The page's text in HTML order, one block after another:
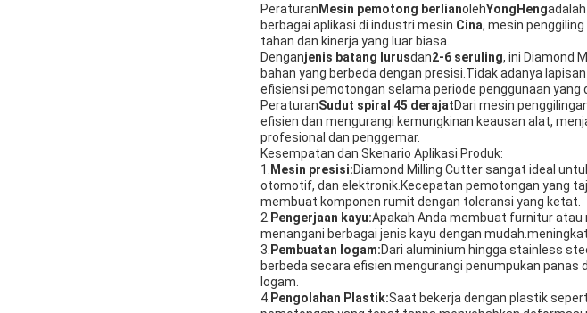
Peraturan Mesin pemotong berlianolehYongHeng
berbagai aplikasi di industri mesin. Cina, mesin
tahan dan kinerja yang luar biasa.
Denganjenis batang lurusdan2-6 seruling, ini Diamond
bahan yang berbeda dengan presisi.Tidak adanya
efisiensi pemotongan selama periode penggunaan yang
PeraturanSudut spiral 45 derajatDari mesin
efisien dan mengurangi kemungkinan keausan alat,
profesional dan penggemar.
Kesempatan dan Skenario Aplikasi Produk:
1. Mesin presisi:Diamond Milling Cutter sangat ideal
otomotif, dan elektronik.Kecepatan pemotongan yang
membuat komponen rumit dengan toleransi yang ketat.
2. Pengerjaan kayu:Apakah Anda membuat furnitur atau
menangani berbagai jenis kayu dengan
3. Pembuatan logam:Dari aluminium hingga stainless
berbeda secara efisien.mengurangi penumpukan
logam.
4. Pengolahan Plastik:Saat bekerja dengan plastik